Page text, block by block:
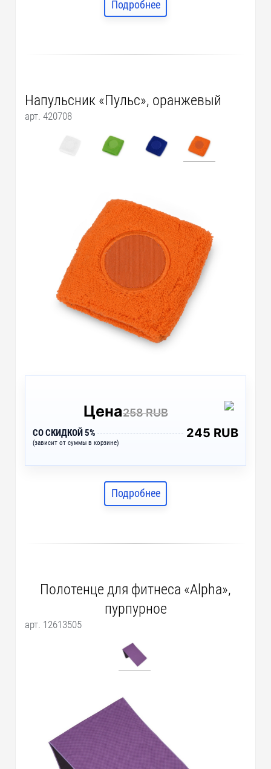
Подробнее
Напульсник «Пульс», оранжевый
арт. 420708
Цена258 RUB
СО СКИДКОЙ 5%
(зависит от суммы в корзине)
245 RUB
Подробнее
Полотенце для фитнеса «Alpha»,
пурпурное
арт. 12613505